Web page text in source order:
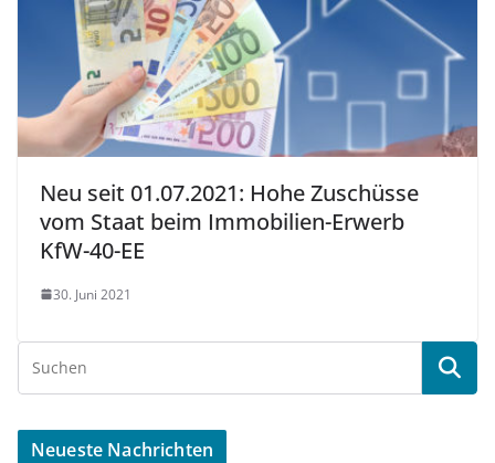
Neu seit 01.07.2021: Hohe Zuschüsse
vom Staat beim Immobilien-Erwerb
KfW-40-EE
30. Juni 2021
Neueste Nachrichten